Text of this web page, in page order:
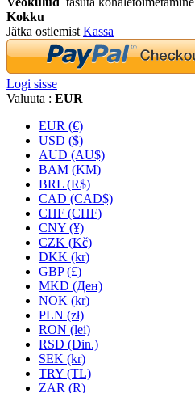
Kokku
Jätka ostlemistKassa
Logi sisse
Valuuta : EUR
EUR (€)
USD ($)
AUD (AU$)
BAM (KM)
BRL (R$)
CAD (CAD$)
CHF (CHF)
CNY (¥)
CZK (Kč)
DKK (kr)
GBP (£)
MKD (Ден)
NOK (kr)
PLN (zł)
RON (lei)
RSD (Din.)
SEK (kr)
TRY (TL)
ZAR (R)